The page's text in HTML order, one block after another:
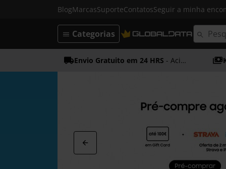
BlogMarcasSuporteContatosSeguir a minha
Categorias
Envio Gratuito em 24 HRS - Acima dos 50€